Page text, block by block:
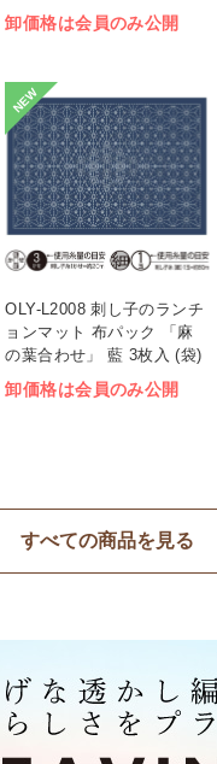
卸価格は会員のみ公開
NEW
OLY-L2008 刺し子のランチ
ョンマット 布パック 「麻
の葉合わせ」 藍 3枚入 (袋)
卸価格は会員のみ公開
すべての商品を見る